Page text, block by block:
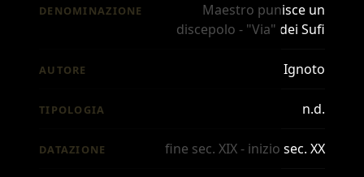
DENOMINAZIONE
Maestro punisce un
discepolo - "Via" dei Sufi
AUTORE Ignoto
TIPOLOGIA n.d.
DATAZIONE fine sec. XIX - inizio sec. XX